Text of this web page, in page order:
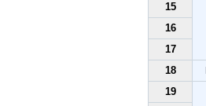
15
16
17
18
19